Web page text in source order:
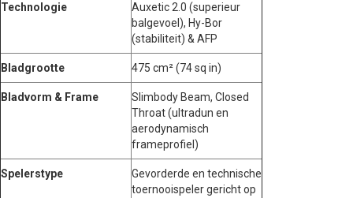
Technologie
Auxetic 2.0 (superieur
balgevoel), Hy-Bor
(stabiliteit) & AFP
Bladgrootte 475 cm² (74 sq in)
Bladvorm & Frame
Slimbody Beam, Closed
Throat (ultradun en
aerodynamisch
frameprofiel)
Spelerstype
Gevorderde en technische
toernooispeler gericht op